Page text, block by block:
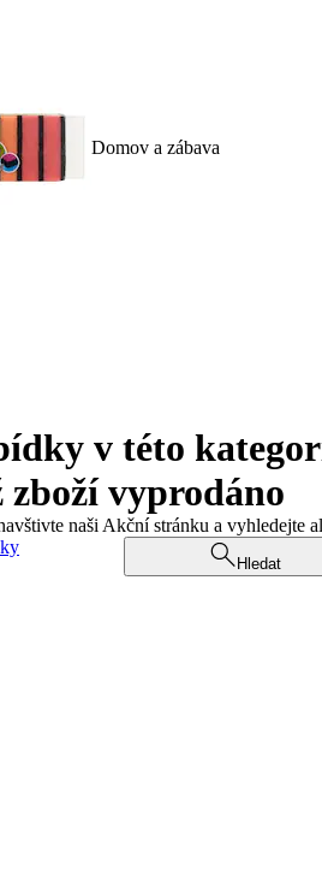
Domov a zábava
v této
zboží vyprodáno
naši Akční stránku a vyhledejte
Hledat